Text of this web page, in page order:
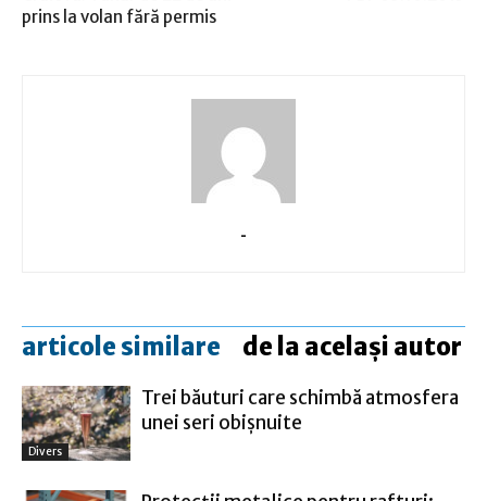
prins la volan fără permis
-
articole similare de la același autor
Divers
Trei băuturi care schimbă atmosfera
unei seri obișnuite